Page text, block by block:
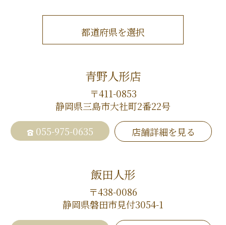
都道府県を選択
青野人形店
〒411-0853
静岡県三島市大社町2番22号
055-975-0635
店舗詳細を見る
飯田人形
〒438-0086
静岡県磐田市見付3054-1